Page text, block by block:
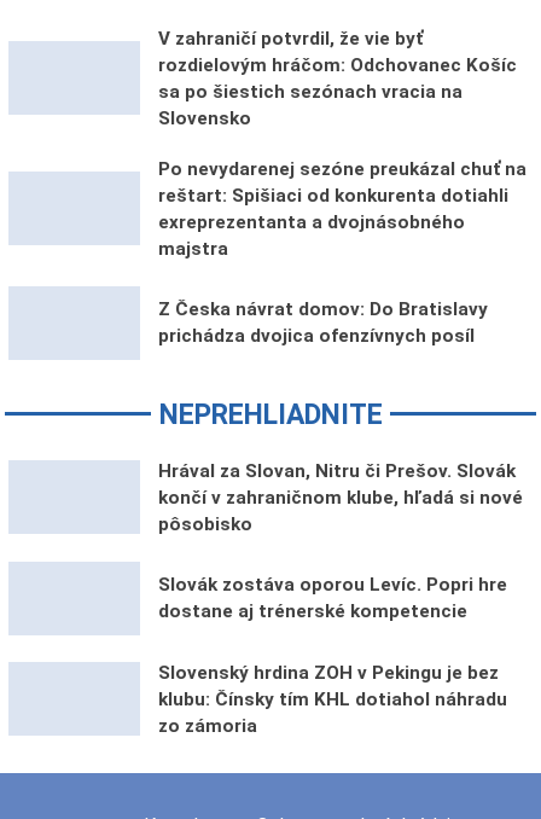
V zahraničí potvrdil, že vie byť
rozdielovým hráčom: Odchovanec Košíc
sa po šiestich sezónach vracia na
Slovensko
Po nevydarenej sezóne preukázal chuť na
reštart: Spišiaci od konkurenta dotiahli
exreprezentanta a dvojnásobného
majstra
Z Česka návrat domov: Do Bratislavy
prichádza dvojica ofenzívnych posíl
NEPREHLIADNITE
Hrával za Slovan, Nitru či Prešov. Slovák
končí v zahraničnom klube, hľadá si nové
pôsobisko
Slovák zostáva oporou Levíc. Popri hre
dostane aj trénerské kompetencie
Slovenský hrdina ZOH v Pekingu je bez
klubu: Čínsky tím KHL dotiahol náhradu
zo zámoria